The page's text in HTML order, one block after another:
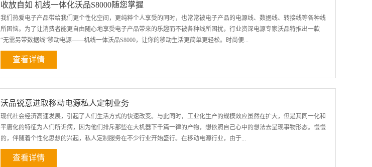
亲的人士来说，这两个问题是很容易碰到的，因为现在智能手机等终端设备被普遍使用，衍生的移动电源产品也几乎是人手
一部。 首先，新闻中报道那位华人的20余部移动电源被指为“禁运”物品，那么移动电源能带出国吗？对于这个问题，回
答是肯定的。移动电源行业知名品牌沃品透露：现在国内的移动电源生产厂家就有数千家，像沃品公司在布局全球市场，携
移动电源参加国外展会是常有的事情。所以移动电源是可以带出国的，但是一般是通过什么样的方式进行运输呢？ 沃
品解答说：对于个人来说，一...
收放自如 机线一体化沃品S8000随您掌握
我们热爱电子产品带给我们更个性化空间，更纯粹个人享受的同时，也常常被电子产品的电源线、数据线、转接线等各种线
所困恼。为了让消费者能更自由随心地享受电子产品带来的乐趣而不被各种线所困扰，行业资深电源专家沃品特推出一款
“无需另带数据线”移动电源——机线一体沃品S8000，让你的移动生活更简单更轻松。时尚便...
64MH，支持5V/1A的强力电流输出，充足的电量确保了数码设备的续航能力。边充边放 沃品S8000特有智能双转充技术和
智能MCU安全控制系统，独有边充边放功能，并具有防过充、过放、过压、过流、过温、过功率、短路、漏电八重复合式
安全保护。机身棱角等部位经过圆润化处理，抗摔耐磨，防水防腐蚀。兼容省心 沃品S8000移动电源配备了一个Micro USB
输入接口和一个标准USB输出接口，兼容大部分的智能手机、平板电脑等数码设备，并能同时为两部...
查看详情
沃品锐意进取移动电源私人定制业务
现代社会经济高速发展，引起了人们生活方式的快速改变。与此同时，工业化生产的规模效应虽然在扩大，但是其同一化和
平庸化的特征为人们所诟病，因为他们排斥那些在大机器下千篇一律的产物，想依照自己心中的想法去呈现事物形态。慢慢
的，伴随着个性化思想的兴起，私人定制服务在不少行业开始盛行。在移动电源行业，由于...
查看详情